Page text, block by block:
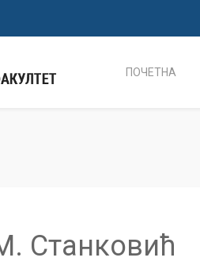
ПОЧЕТНА
Станковић